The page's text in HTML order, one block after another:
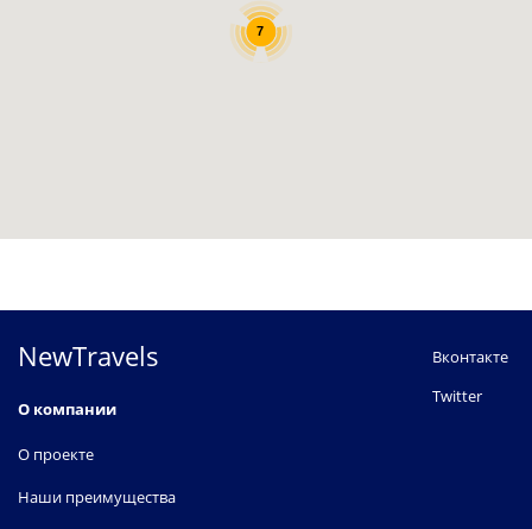
7
NewTravels
О компании
О проекте
Наши преимущества
Вконтакте
Twitter